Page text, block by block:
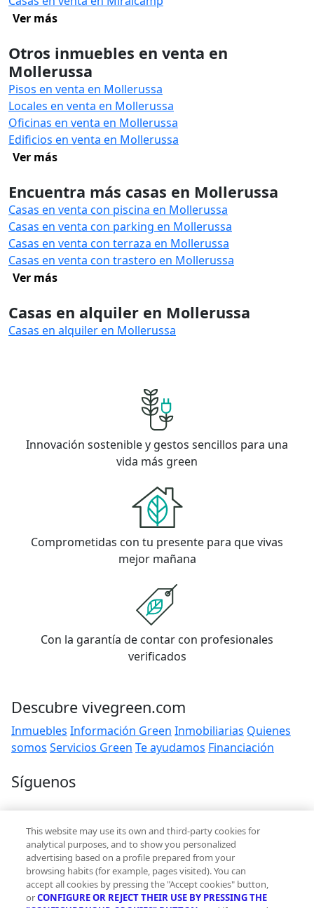
Ver más
Otros inmuebles en venta en
Mollerussa
Pisos en venta en Mollerussa
Locales en venta en Mollerussa
Oficinas en venta en Mollerussa
Edificios en venta en Mollerussa
Ver más
Encuentra más casas en Mollerussa
Casas en venta con piscina en Mollerussa
Casas en venta con parking en Mollerussa
Casas en venta con terraza en Mollerussa
Casas en venta con trastero en Mollerussa
Ver más
Casas en alquiler en Mollerussa
Casas en alquiler en Mollerussa
Innovación sostenible y gestos sencillos para una
vida más green
Comprometidas con tu presente para que vivas
mejor mañana
Con la garantía de contar con profesionales
verificados
Descubre vivegreen.com
Inmuebles Información Green Inmobiliarias Quienes
somos Servicios Green Te ayudamos Financiación
Síguenos
Contacto
hola@vivegreen.com
This website may use its own and third-party cookies for
analytical purposes, and to show you personalized
advertising based on a profile prepared from your
browsing habits (for example, pages visited). You can
accept all cookies by pressing the "Accept cookies" button,
orCONFIGURE OR REJECT THEIR USE BY PRESSING THE